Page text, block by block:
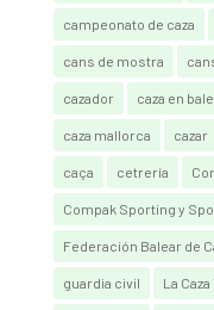
campeonato de caza
cans de mostra
cazador caza en
caza mallorca cazar
caça cetrería
Compak Sporting y
Federación Balear de
guardia civil La